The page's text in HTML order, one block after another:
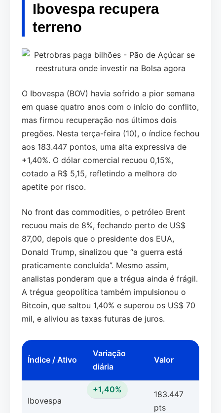
Ibovespa recupera
terreno
O Ibovespa (BOV) havia sofrido a pior semana
em quase quatro anos com o início do conflito,
mas firmou recuperação nos últimos dois
pregões. Nesta terça-feira (10), o índice fechou
aos 183.447 pontos, uma alta expressiva de
+1,40%. O dólar comercial recuou 0,15%,
cotado a R$ 5,15, refletindo a melhora do
apetite por risco.
No front das commodities, o petróleo Brent
recuou mais de 8%, fechando perto de US$
87,00, depois que o presidente dos EUA,
Donald Trump, sinalizou que “a guerra está
praticamente concluída”. Mesmo assim,
analistas ponderam que a trégua ainda é frágil.
A trégua geopolítica também impulsionou o
Bitcoin, que saltou 1,40% e superou os US$ 70
mil, e aliviou as taxas futuras de juros.
Índice / Ativo
Variação
diária
Valor
Ibovespa
+1,40%
183.447
pts